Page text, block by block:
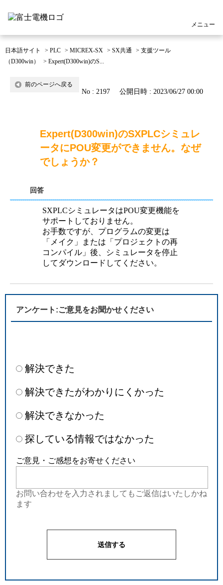
メニュー
日本語サイト > PLC > MICREX-SX > SX共通 > 支援ツール
（D300win）
> Expert(D300win)のS...
前のページへ戻る
No : 2197 公開日時 : 2023/06/27 00:00
Expert(D300win)のSXPLCシミュレ
ータにPOU変更ができません。なぜ
でしょうか？
回答
SXPLCシミュレータはPOU変更機能を
サポートしておりません。
お手数ですが、プログラムの変更は
「メイク」または「プロジェクトの再
コンパイル」後、シミュレータを停止
してダウンロードしてください。
アンケート:ご意見をお聞かせください
解決できた
解決できたがわかりにくかった
解決できなかった
探している情報ではなかった
ご意見・ご感想をお寄せください
お問い合わせを入力されましてもご返信はいたしかね
ます